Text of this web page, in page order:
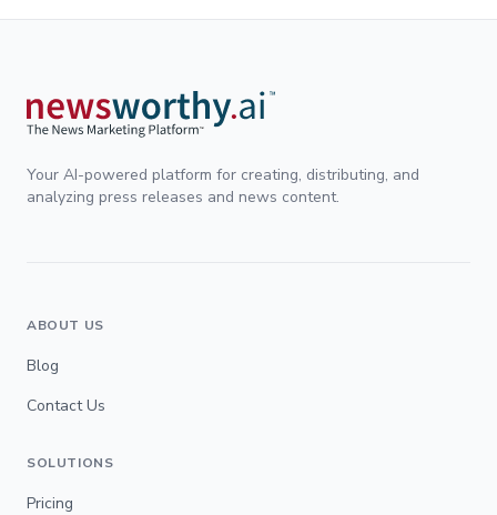
Your AI-powered platform for creating, distributing, and
analyzing press releases and news content.
ABOUT US
Blog
Contact Us
SOLUTIONS
Pricing